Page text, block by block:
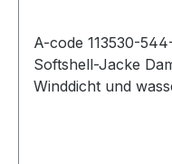
A-code 113530-
Softshell-Jacke
Winddicht und